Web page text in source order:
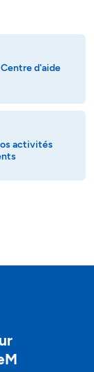
d'aide
activités